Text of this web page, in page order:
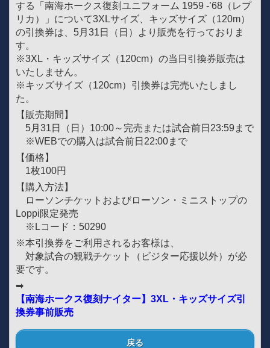
する「南海ホークス復刻ユニフォーム 1959 -’68（レプ
リカ）」について3XLサイズ、キッズサイズ（120m）
の引換券は、5月31日（日）より販売を行っておりま
す。
※3XL・キッズサイズ（120cm）の当日引換券販売は
いたしません。
※キッズサイズ（120cm）引換券は完売いたしまし
た。
【販売期間】
5月31日（日）10:00～完売または試合前日23:59まで
※WEBでの購入は試合前日22:00まで
【価格】
1枚100円
【購入方法】
ローソンチケットおよびローソン・ミニストップの
Loppi限定発売
※Lコード：50290
※本引換券をご利用されるお客様は、
対象試合の観戦チケット（ビジター応援以外）が必
要です。
➡
【南海ホークス復刻ナイター】3XL・キッズサイズ引
換券事前販売
戻る